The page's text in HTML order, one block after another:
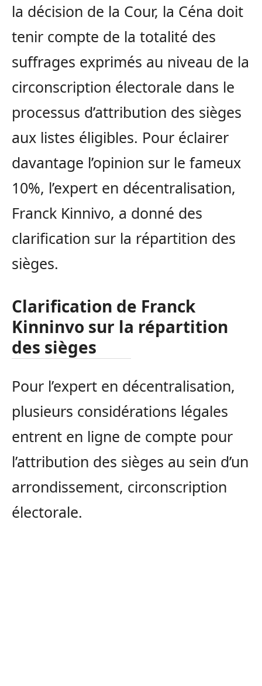
la décision de la Cour, la Céna doit
tenir compte de la totalité des
suffrages exprimés au niveau de la
circonscription électorale dans le
processus d’attribution des sièges
aux listes éligibles. Pour éclairer
davantage l’opinion sur le fameux
10%, l’expert en décentralisation,
Franck Kinnivo, a donné des
clarification sur la répartition des
sièges.
Clarification de Franck
Kinninvo sur la répartition
des sièges
Pour l’expert en décentralisation,
plusieurs considérations légales
entrent en ligne de compte pour
l’attribution des sièges au sein d’un
arrondissement, circonscription
électorale.